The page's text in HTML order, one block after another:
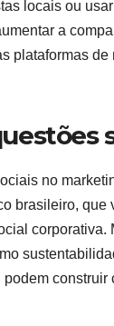
locais ou
a
plataformas de
no
brasileiro, que
corporativa.
construir